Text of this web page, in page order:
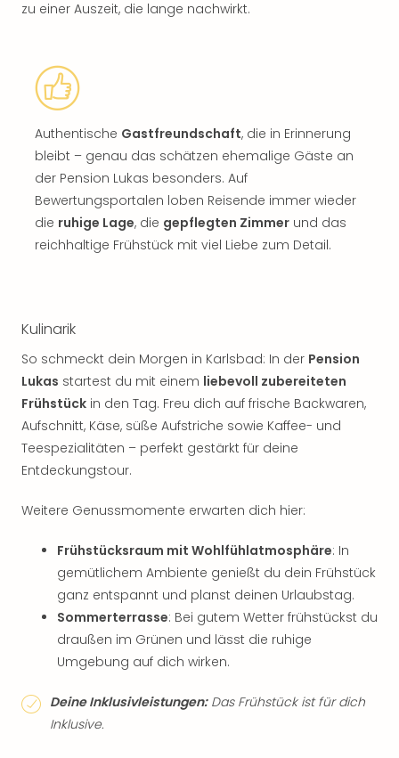
zu einer Auszeit, die lange nachwirkt.
Authentische Gastfreundschaft, die in Erinnerung
bleibt – genau das schätzen ehemalige Gäste an
der Pension Lukas besonders. Auf
Bewertungsportalen loben Reisende immer wieder
die ruhige Lage, die gepflegten Zimmer und das
reichhaltige Frühstück mit viel Liebe zum Detail.
Kulinarik
So schmeckt dein Morgen in Karlsbad: In der Pension
Lukas startest du mit einem liebevoll zubereiteten
Frühstück in den Tag. Freu dich auf frische Backwaren,
Aufschnitt, Käse, süße Aufstriche sowie Kaffee- und
Teespezialitäten – perfekt gestärkt für deine
Entdeckungstour.
Weitere Genussmomente erwarten dich hier:
Frühstücksraum mit Wohlfühlatmosphäre: In
gemütlichem Ambiente genießt du dein Frühstück
ganz entspannt und planst deinen Urlaubstag.
Sommerterrasse: Bei gutem Wetter frühstückst du
draußen im Grünen und lässt die ruhige
Umgebung auf dich wirken.
Deine Inklusivleistungen:Das Frühstück ist für dich
Inklusive.